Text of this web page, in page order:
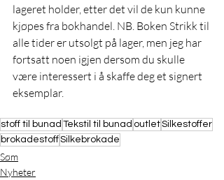
lageret holder, etter det vil de kun kunne
kjøpes fra bokhandel. NB. Boken Strikk til
alle tider er utsolgt på lager, men jeg har
fortsatt noen igjen dersom du skulle
være interessert i å skaffe deg et signert
eksemplar.
stoff til bunad Tekstil til bunad outletSilkestoffer
brokadestoffSilkebrokade
Søm
Nyheter